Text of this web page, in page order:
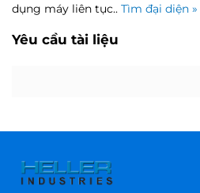
dụng máy liên tục.. Tìm đại diện »
Yêu cầu tài liệu